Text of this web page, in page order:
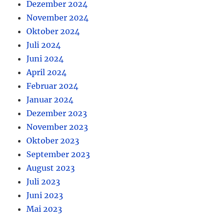
Dezember 2024
November 2024
Oktober 2024
Juli 2024
Juni 2024
April 2024
Februar 2024
Januar 2024
Dezember 2023
November 2023
Oktober 2023
September 2023
August 2023
Juli 2023
Juni 2023
Mai 2023